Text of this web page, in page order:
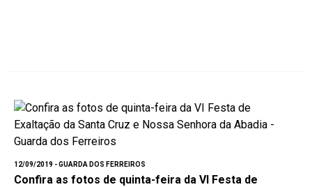
12/09/2019 - GUARDA DOS FERREIROS
Confira as fotos de quinta-feira da VI Festa de